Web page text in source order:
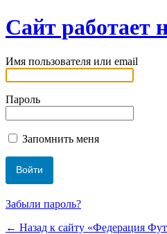
Сайт работает
Имя пользователя или email
Пароль
Запомнить меня
Забыли пароль?
← Назад к сайту «Федерация